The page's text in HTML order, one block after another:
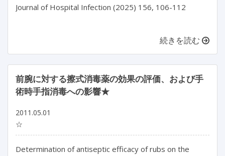
Journal of Hospital Infection (2025) 156, 106-112
続きを読む
前腕に対する擦式消毒薬の効果の評価、および手
術時手指消毒への影響★
2011.05.01
☆
Determination of antiseptic efficacy of rubs on the